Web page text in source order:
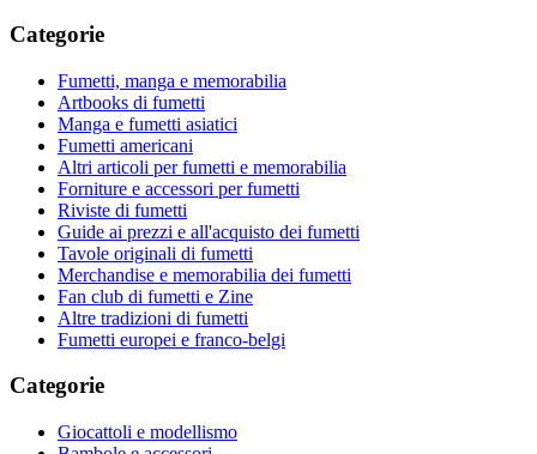
Categorie
Fumetti, manga e memorabilia
Artbooks di fumetti
Manga e fumetti asiatici
Fumetti americani
Altri articoli per fumetti e memorabilia
Forniture e accessori per fumetti
Riviste di fumetti
Guide ai prezzi e all'acquisto dei fumetti
Tavole originali di fumetti
Merchandise e memorabilia dei fumetti
Fan club di fumetti e Zine
Altre tradizioni di fumetti
Fumetti europei e franco-belgi
Categorie
Giocattoli e modellismo